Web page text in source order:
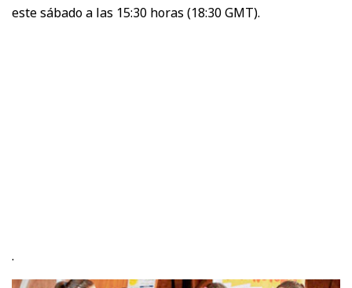
este sábado a las 15:30 horas (18:30 GMT).
.